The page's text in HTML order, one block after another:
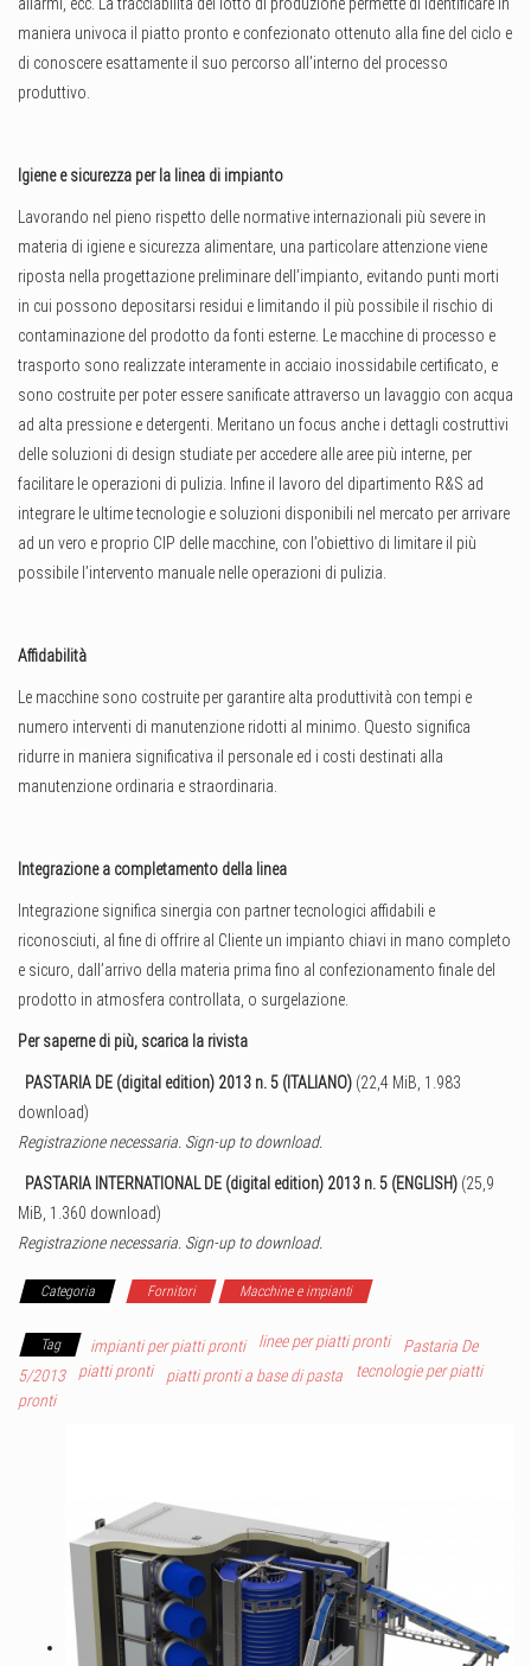
maniera univoca il piatto pronto e confezionato ottenuto alla fine del ciclo e
di conoscere esattamente il suo percorso all’interno del processo
produttivo.
Igiene e sicurezza per la linea di impianto
Lavorando nel pieno rispetto delle normative internazionali più severe in
materia di igiene e sicurezza alimentare, una particolare attenzione viene
riposta nella progettazione preliminare dell’impianto, evitando punti morti
in cui possono depositarsi residui e limitando il più possibile il rischio di
contaminazione del prodotto da fonti esterne. Le macchine di processo e
trasporto sono realizzate interamente in acciaio inossidabile certificato, e
sono costruite per poter essere sanificate attraverso un lavaggio con acqua
ad alta pressione e detergenti. Meritano un focus anche i dettagli costruttivi
delle soluzioni di design studiate per accedere alle aree più interne, per
facilitare le operazioni di pulizia. Infine il lavoro del dipartimento R&S ad
integrare le ultime tecnologie e soluzioni disponibili nel mercato per arrivare
ad un vero e proprio CIP delle macchine, con l’obiettivo di limitare il più
possibile l’intervento manuale nelle operazioni di pulizia.
Affidabilità
Le macchine sono costruite per garantire alta produttività con tempi e
numero interventi di manutenzione ridotti al minimo. Questo significa
ridurre in maniera significativa il personale ed i costi destinati alla
manutenzione ordinaria e straordinaria.
Integrazione a completamento della linea
Integrazione significa sinergia con partner tecnologici affidabili e
riconosciuti, al fine di offrire al Cliente un impianto chiavi in mano completo
e sicuro, dall’arrivo della materia prima fino al confezionamento finale del
prodotto in atmosfera controllata, o surgelazione.
Per saperne di più, scarica la rivista
PASTARIA DE (digital edition) 2013 n. 5 (ITALIANO) (22,4 MiB, 1.983
download)
Registrazione necessaria. Sign-up to download.
PASTARIA INTERNATIONAL DE (digital edition) 2013 n. 5 (ENGLISH) (25,9
MiB, 1.360 download)
Registrazione necessaria. Sign-up to download.
Categoria Fornitori Macchine e impianti
Tag impianti per piatti pronti linee per piatti pronti
Pastaria De
5/2013
piatti pronti piatti pronti a base di pasta
tecnologie per piatti
pronti